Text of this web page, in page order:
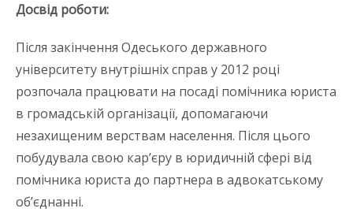
Досвід роботи:
Після закінчення Одеського державного
університету внутрішніх справ у 2012 році
розпочала працювати на посаді помічника юриста
в громадській організації, допомагаючи
незахищеним верствам населення. Після цього
побудувала свою кар’єру в юридичній сфері від
помічника юриста до партнера в адвокатському
об’єднанні.